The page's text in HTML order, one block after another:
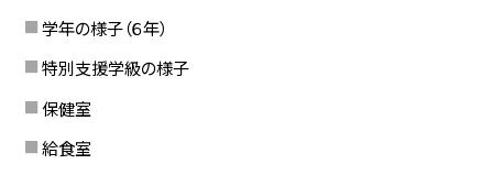
学年の様子（６年）
特別支援学級の様子
保健室
給食室